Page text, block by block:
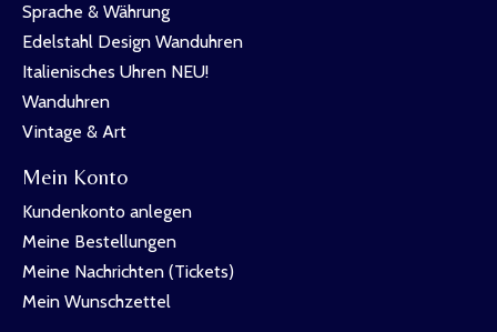
Sprache & Währung
Edelstahl Design Wanduhren
Italienisches Uhren NEU!
Wanduhren
Vintage & Art
Mein Konto
Kundenkonto anlegen
Meine Bestellungen
Meine Nachrichten (Tickets)
Mein Wunschzettel